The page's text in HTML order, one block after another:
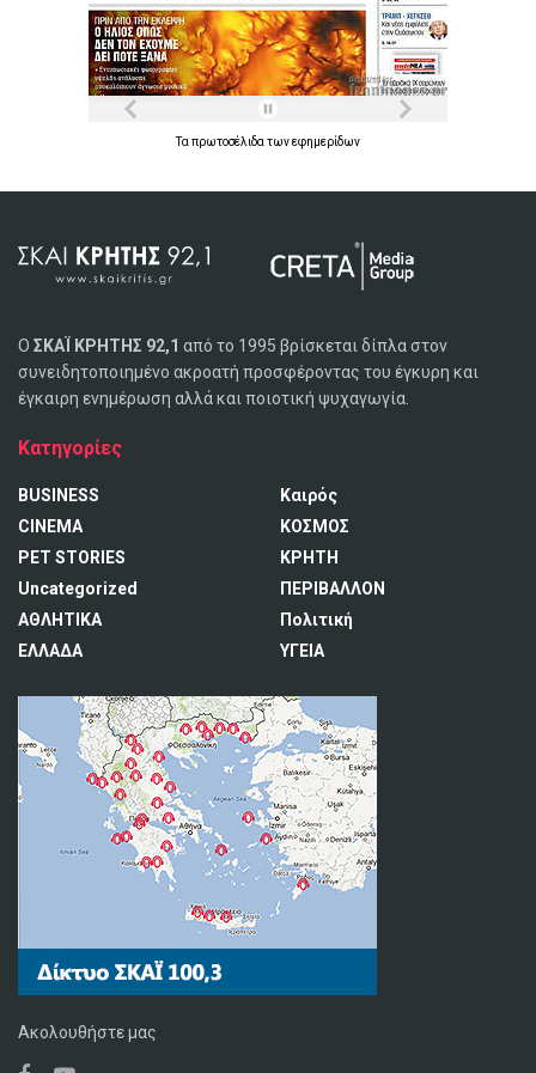
Τα πρωτοσέλιδα τωνεφημερίδων
Ο ΣΚΑΪ ΚΡΗΤΗΣ 92,1 από το 1995 βρίσκεται δίπλα στον
συνειδητοποιημένο ακροατή προσφέροντας του έγκυρη και
έγκαιρη ενημέρωση αλλά και ποιοτική ψυχαγωγία.
Κατηγορίες
BUSINESS
CINEMA
PET STORIES
Uncategorized
ΑΘΛΗΤΙΚΑ
ΕΛΛΑΔΑ
Καιρός
ΚΟΣΜΟΣ
ΚΡΗΤΗ
ΠΕΡΙΒΑΛΛΟΝ
Πολιτική
ΥΓΕΙΑ
Ακολουθήστε μας